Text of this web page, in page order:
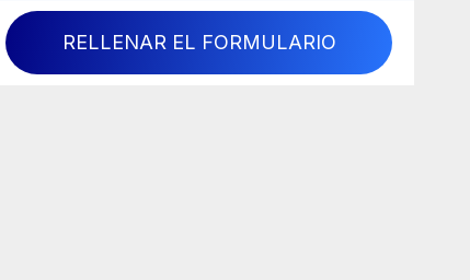
RELLENAR EL FORMULARIO